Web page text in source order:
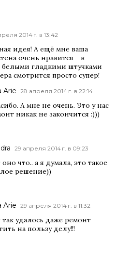
2014 г. в 13:42
идея! А ещё мне ваша
очень нравится - в
белыми гладкими штучками
смотрится просто супер!
Arie 28 апреля 2014 г. в 22:14
А мне не очень. Это у нас
никак не закончится :)))
29 апреля 2014 г. в 09:23
оно что.. а я думала, это такое
решение))
Arie 29 апреля 2014 г. в 11:32
так удалось даже ремонт
на пользу делу!!!